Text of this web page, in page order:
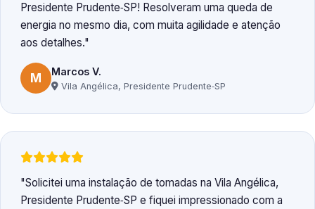
Presidente Prudente‑SP! Resolveram uma queda de
energia no mesmo dia, com muita agilidade e atenção
aos detalhes.
M Marcos V.
Vila Angélica, Presidente Prudente‑SP
Solicitei uma instalação de tomadas na Vila Angélica,
Presidente Prudente‑SP e fiquei impressionado com a